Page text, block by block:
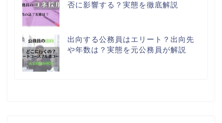
否に影響する？実態を徹底解説
出向する公務員はエリート？出向先
や年数は？実態を元公務員が解説